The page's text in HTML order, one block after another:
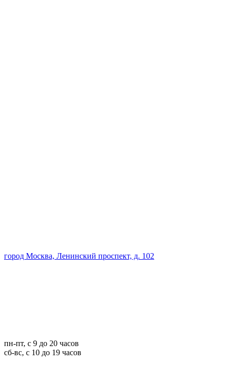
город Москва, Ленинский проспект, д. 102
пн-пт, с 9 до 20 часов
сб-вс, с 10 до 19 часов